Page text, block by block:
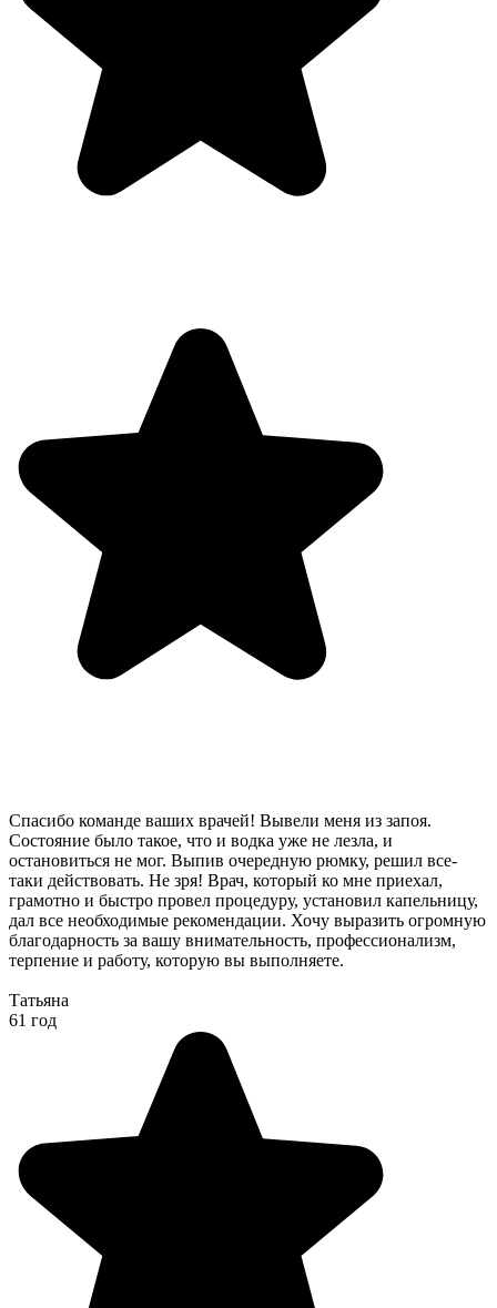
Спасибо команде ваших врачей! Вывели меня из запоя.
Состояние было такое, что и водка уже не лезла, и
остановиться не мог. Выпив очередную рюмку, решил все-
таки действовать. Не зря! Врач, который ко мне приехал,
грамотно и быстро провел процедуру, установил капельницу,
дал все необходимые рекомендации. Хочу выразить огромную
благодарность за вашу внимательность, профессионализм,
терпение и работу, которую вы выполняете.
Татьяна
61 год